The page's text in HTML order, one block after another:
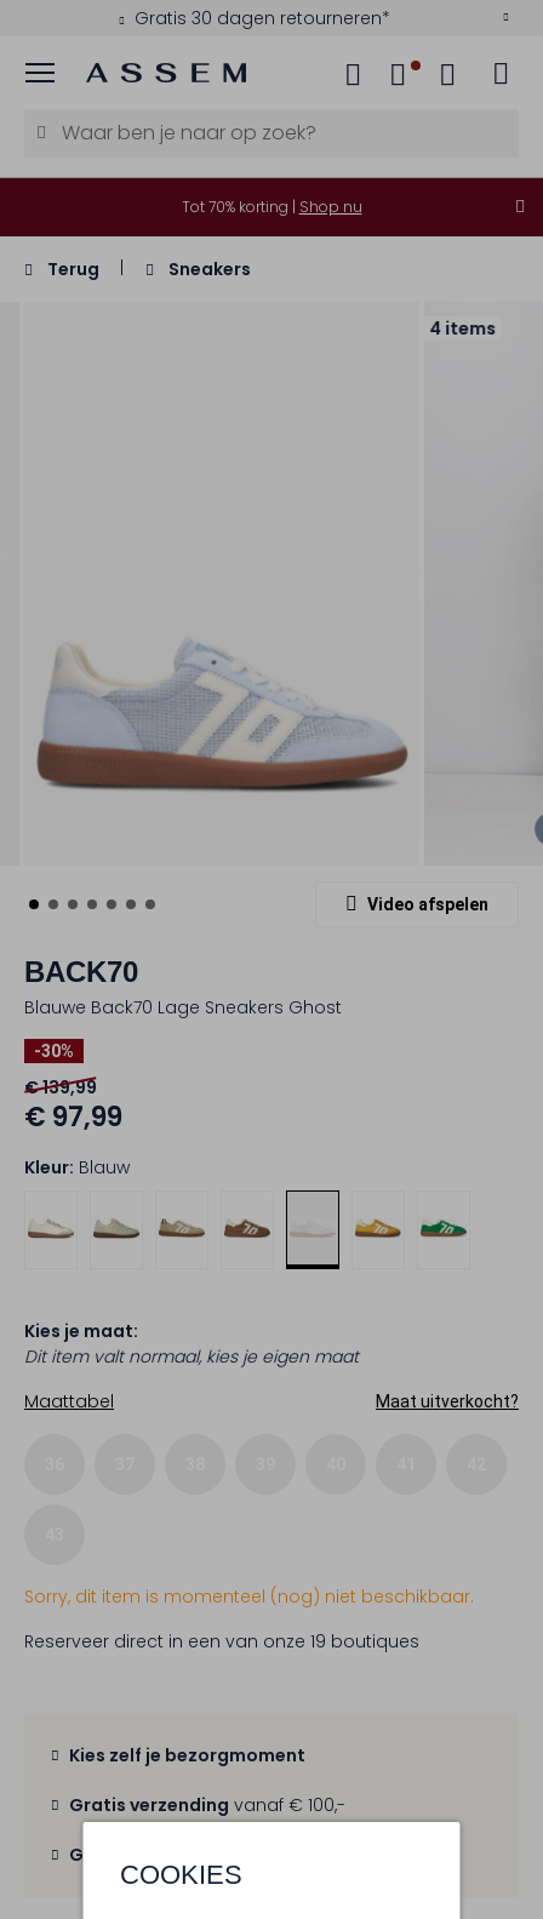
Gratis 30 dagen retourneren*
Menu
COOKIES
Tot 70% korting | Shop nu
Terug Sneakers
4 items
Video afspelen
BACK70
Blauwe Back70 Lage Sneakers Ghost
-30%
€ 139,99
€ 97,99
Kleur: Blauw
Kies je maat:
Dit item valt normaal, kies je eigen maat
Maattabel
Maat uitverkocht?
Sorry, dit item is momenteel (nog) niet beschikbaar.
Reserveer direct in een van onze 19 boutiques
Kies zelf je bezorgmoment
Gratis verzending vanaf € 100,-
Gratis retour